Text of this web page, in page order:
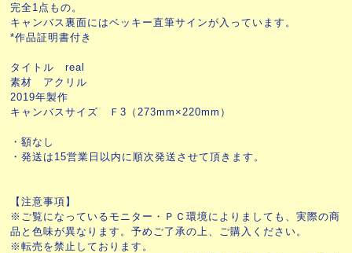
完全1点もの。
キャンバス裏面にはベッキー直筆サインが入っています。
*作品証明書付き
タイトル real
素材 アクリル
2019年製作
キャンバスサイズ Ｆ3（273mm×220mm）
・額なし
・発送は15営業日以内に順次発送させて頂きます。
【注意事項】
※ご覧になっているモニター・ＰＣ環境によりましても、実際の商
品と色味が異なります。予めご了承の上、ご購入ください。
※転売を禁止しております。